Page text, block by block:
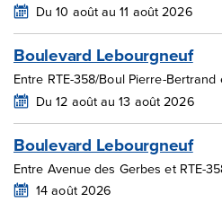
Du 10 août au 11 août 2026
Boulevard Lebourgneuf
Entre RTE-358/Boul Pierre-
Du 12 août au 13 août 2026
Boulevard Lebourgneuf
Entre Avenue des Gerbes et RTE-
14 août 2026